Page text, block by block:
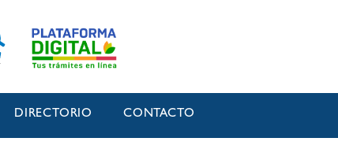
DIRECTORIO CONTACTO